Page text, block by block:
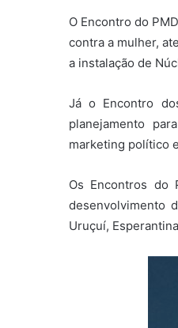
O Encontro do
contra a mulher,
a instalação de
Já o Encontro
planejamento
marketing político
Os Encontros do
desenvolvimento
Uruçuí,